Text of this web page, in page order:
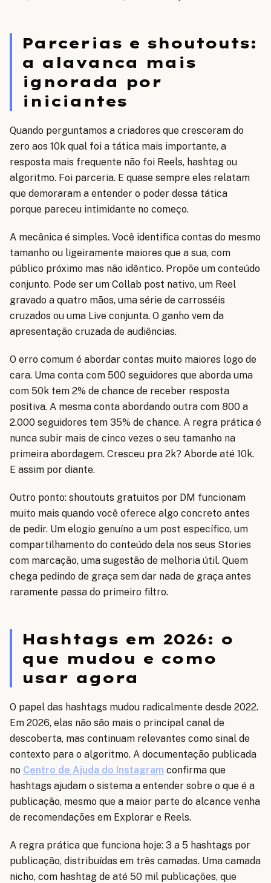
Parcerias e shoutouts:
a alavanca mais
ignorada por
iniciantes
Quando perguntamos a criadores que cresceram do
zero aos 10k qual foi a tática mais importante, a
resposta mais frequente não foi Reels, hashtag ou
algoritmo. Foi parceria. E quase sempre eles relatam
que demoraram a entender o poder dessa tática
porque pareceu intimidante no começo.
A mecânica é simples. Você identifica contas do mesmo
tamanho ou ligeiramente maiores que a sua, com
público próximo mas não idêntico. Propõe um conteúdo
conjunto. Pode ser um Collab post nativo, um Reel
gravado a quatro mãos, uma série de carrosséis
cruzados ou uma Live conjunta. O ganho vem da
apresentação cruzada de audiências.
O erro comum é abordar contas muito maiores logo de
cara. Uma conta com 500 seguidores que aborda uma
com 50k tem 2% de chance de receber resposta
positiva. A mesma conta abordando outra com 800 a
2.000 seguidores tem 35% de chance. A regra prática é
nunca subir mais de cinco vezes o seu tamanho na
primeira abordagem. Cresceu pra 2k? Aborde até 10k.
E assim por diante.
Outro ponto: shoutouts gratuitos por DM funcionam
muito mais quando você oferece algo concreto antes
de pedir. Um elogio genuíno a um post específico, um
compartilhamento do conteúdo dela nos seus Stories
com marcação, uma sugestão de melhoria útil. Quem
chega pedindo de graça sem dar nada de graça antes
raramente passa do primeiro filtro.
Hashtags em 2026: o
que mudou e como
usar agora
O papel das hashtags mudou radicalmente desde 2022.
Em 2026, elas não são mais o principal canal de
descoberta, mas continuam relevantes como sinal de
contexto para o algoritmo. A documentação publicada
no Centro de Ajuda do Instagram confirma que
hashtags ajudam o sistema a entender sobre o que é a
publicação, mesmo que a maior parte do alcance venha
de recomendações em Explorar e Reels.
A regra prática que funciona hoje: 3 a 5 hashtags por
publicação, distribuídas em três camadas. Uma camada
nicho, com hashtag de até 50 mil publicações, que